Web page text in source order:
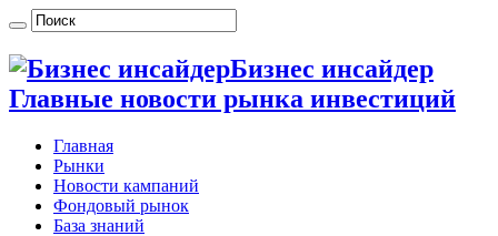
Бизнес инсайдер
Главные новости рынка инвестиций
Главная
Рынки
Новости кампаний
Фондовый рынок
База знаний